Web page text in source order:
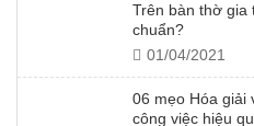
Trên bàn thờ gia
chuẩn?
01/04/2021
06 mẹo Hóa giải
công việc hiệu